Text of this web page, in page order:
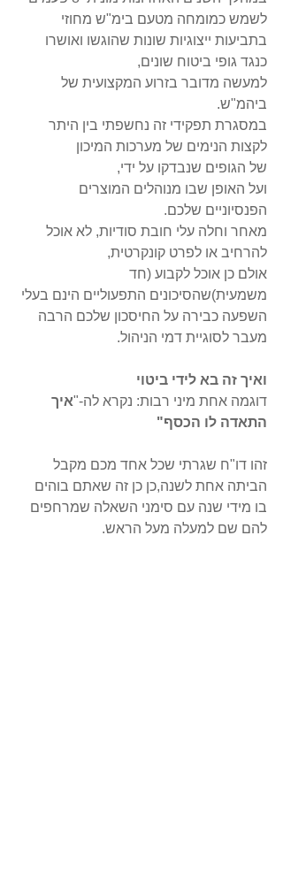
לשמש כמומחה מטעם בימ"ש מחוזי
בתביעות ייצוגיות שונות שהוגשו ואושרו
כנגד גופי ביטוח שונים,
למעשה מדובר בזרוע המקצועית של
ביהמ"ש.
במסגרת תפקידי זה נחשפתי בין היתר
לקצות הנימים של מערכות המיכון
של הגופים שנבדקו על ידי,
ועל האופן שבו מנוהלים המוצרים
הפנסיוניים שלכם.
מאחר וחלה עלי חובת סודיות, לא אוכל
להרחיב או לפרט קונקרטית,
אולם כן אוכל לקבוע (חד
משמעית)שהסיכונים התפעוליים הינם בעלי
השפעה כבירה על החיסכון שלכם הרבה
מעבר לסוגיית דמי הניהול.
ואיך זה בא לידי ביטוי
דוגמה אחת מיני רבות: נקרא לה-"איך
התאדה לו הכסף"
זהו דו"ח שגרתי שכל אחד מכם מקבל
הביתה אחת לשנה,כן כן זה שאתם בוהים
בו מידי שנה עם סימני השאלה שמרחפים
להם שם למעלה מעל הראש.